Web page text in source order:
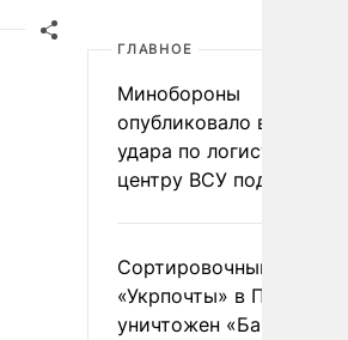
ГЛАВНОЕ
Минобороны
опубликовало видео
удара по
центру ВСУ под Киевом
Сортировочный пункт
«Укрпочты» в
уничтожен